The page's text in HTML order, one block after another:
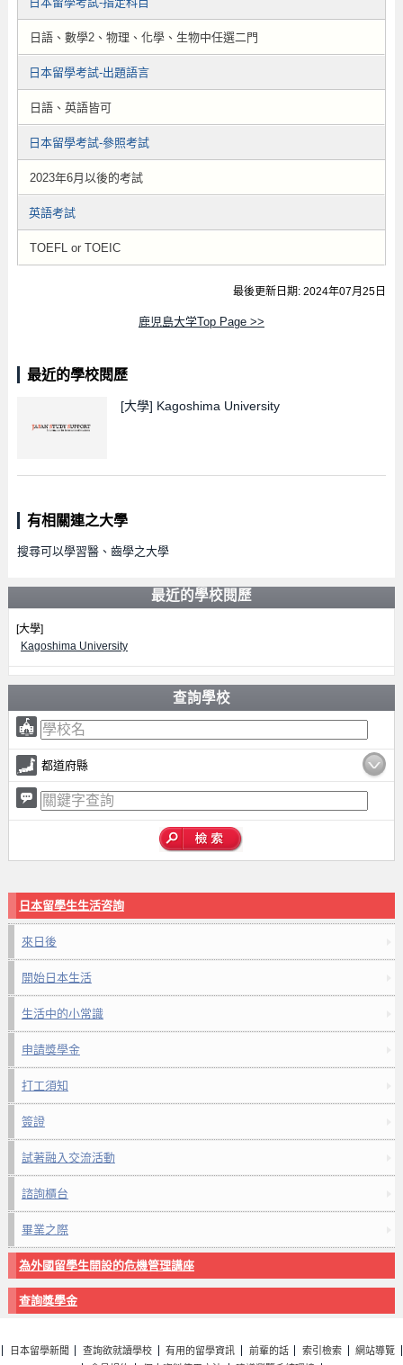
日語、數學2、物理、化學、生物中任選二門
日本留學考試-出題語言
日語、英語皆可
日本留學考試-參照考試
2023年6月以後的考試
英語考試
TOEFL or TOEIC
最後更新日期: 2024年07月25日
鹿児島大学Top Page >>
最近的學校閱歷
[大學] Kagoshima University
有相關連之大學
搜尋可以學習醫、齒學之大學
最近的學校閱歷
[大學]
Kagoshima University
查詢學校
都道府縣
日本留學生生活咨詢
來日後
開始日本生活
生活中的小常識
申請獎學金
打工須知
簽證
試著融入交流活動
諮詢櫃台
畢業之際
為外國留學生開設的危機管理講座
查詢獎學金
日本留學新聞 查詢欲就讀學校 有用的留學資訊 前輩的話 索引檢索
網站導覽